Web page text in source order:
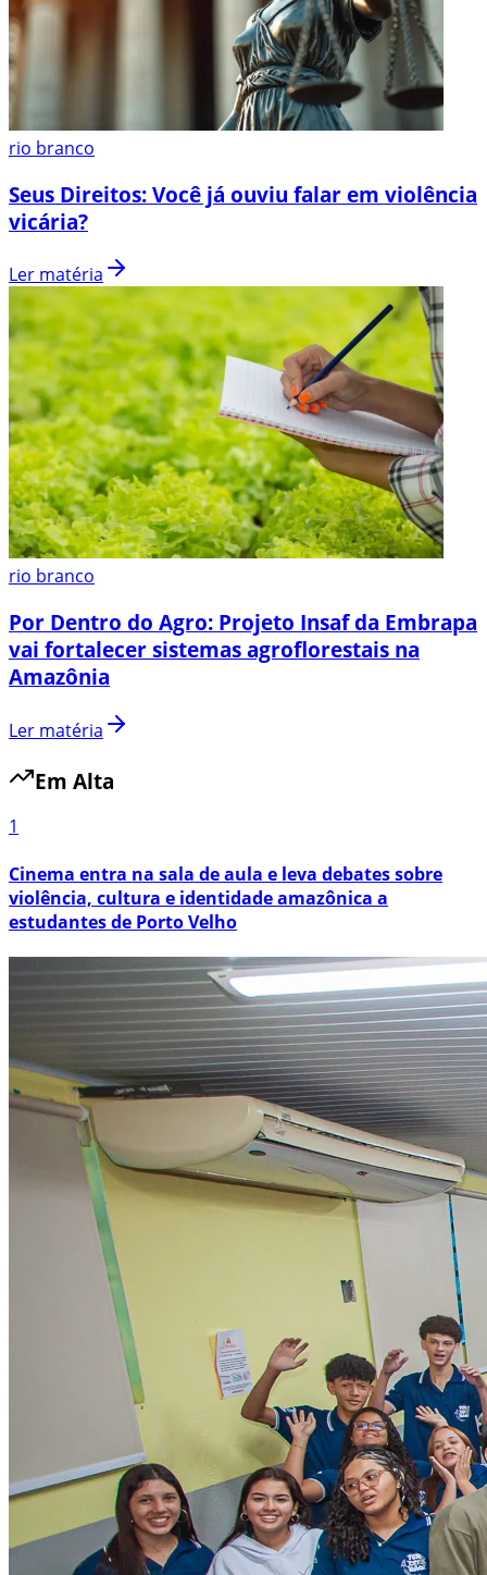
rio branco
Seus Direitos: Você já ouviu falar em violência
vicária?
Ler matéria
rio branco
Por Dentro do Agro: Projeto Insaf da Embrapa
vai fortalecer sistemas agroflorestais na
Amazônia
Ler matéria
Em Alta
1
Cinema entra na sala de aula e leva debates sobre
violência, cultura e identidade amazônica a
estudantes de Porto Velho